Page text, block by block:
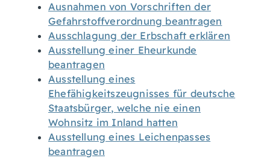
Ausnahmen von Vorschriften der
Gefahrstoffverordnung beantragen
Ausschlagung der Erbschaft erklären
Ausstellung einer Eheurkunde
beantragen
Ausstellung eines
Ehefähigkeitszeugnisses für deutsche
Staatsbürger, welche nie einen
Wohnsitz im Inland hatten
Ausstellung eines Leichenpasses
beantragen